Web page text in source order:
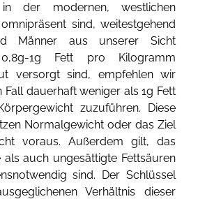
der modernen, westlichen
sind, weitestgehend
Männer aus unserer Sicht
1g Fett pro Kilogramm
versorgt sind, empfehlen wir
Fall dauerhaft weniger als 1g Fett
zuzuführen. Diese
Normalgewicht oder das Ziel
voraus. Außerdem gilt, das
auch ungesättigte Fettsäuren
sind. Der Schlüssel
Verhältnis dieser